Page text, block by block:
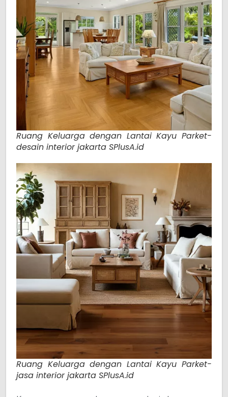
Ruang Keluarga dengan Lantai Kayu Parket-
desain interior jakarta SPlusA.id
Ruang Keluarga dengan Lantai Kayu Parket-
jasa interior jakarta SPlusA.id